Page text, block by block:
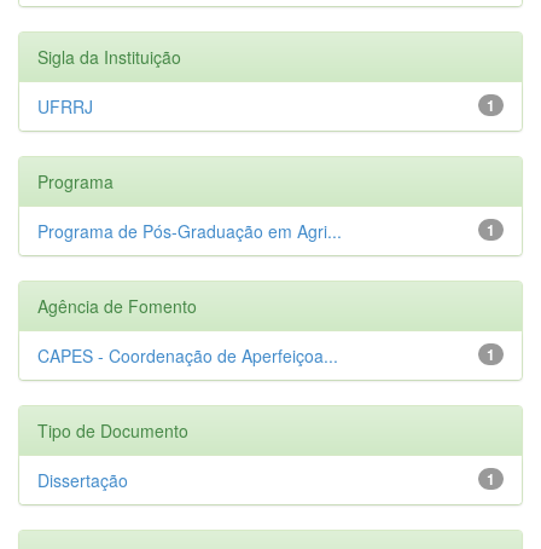
Sigla da Instituição
1
UFRRJ
Programa
1
Programa de Pós-Graduação em Agri...
Agência de Fomento
1
CAPES - Coordenação de Aperfeiçoa...
Tipo de Documento
1
Dissertação